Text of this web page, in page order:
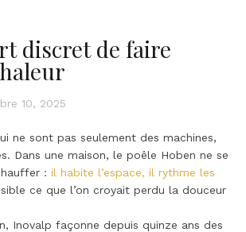
discret de faire
10, 2025
ne sont pas seulement des machines,
Dans une maison, le poêle Hoben ne se
: il habite l’espace, il rythme les
ce que l’on croyait perdu la douceur
Inovalp façonne depuis quinze ans des